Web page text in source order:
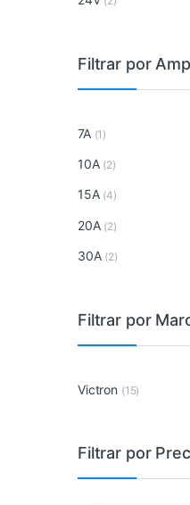
Filtrar por
7A (1)
10A (2)
15A (4)
20A (2)
30A (2)
Filtrar por
Victron (15)
Filtrar por